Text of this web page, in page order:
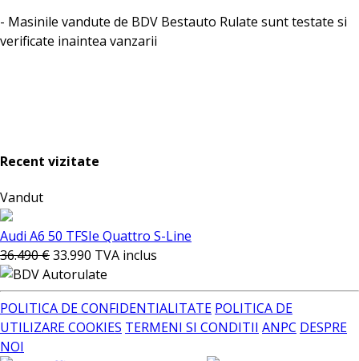
- Masinile vandute de BDV Bestauto Rulate sunt testate si
verificate inaintea vanzarii
Recent vizitate
Vandut
Audi A6 50 TFSIe Quattro S-Line
36.490 €33.990 TVA inclus
POLITICA DE CONFIDENTIALITATE POLITICA DE
UTILIZARE COOKIES TERMENI SI CONDITII ANPC DESPRE
NOI